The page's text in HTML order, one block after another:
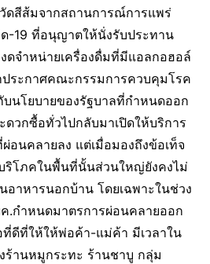
ดสีส้มจากสถานการณ์การแพร่
ด-19 ที่อนุญาตให้นั่งรับประทาน
ดจำหน่ายเครื่องดื่มที่มีแอลกอฮอล์
ระกาศคณะกรรมการควบคุมโรค
นโยบายของรัฐบาลที่กำหนดออก
วกซื้อทั่วไปกลับมาเปิดให้บริการ
อนคลายลง แต่เมื่อมองถึงข้อเท็จ
ริโภคในพื้นที่นั้นส่วนใหญ่ยังคงไม่
อาหารนอกบ้าน โดยเฉพาะในช่วง
.กำหนดมาตรการผ่อนคลายออก
ที่ดีที่ให้ให้พ่อค้า-แม่ค้า มีเวลาใน
ร้านหมูกระทะ ร้านชาบู กลุ่ม